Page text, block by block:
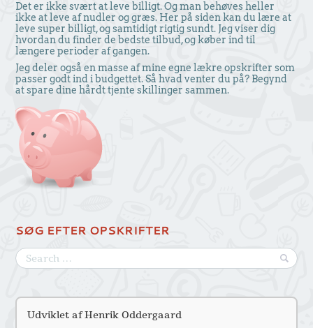
Det er ikke svært at leve billigt. Og man behøves heller
ikke at leve af nudler og græs. Her på siden kan du lære at
leve super billigt, og samtidigt rigtig sundt. Jeg viser dig
hvordan du finder de bedste tilbud, og køber ind til
længere perioder af gangen.
Jeg deler også en masse af mine egne lækre opskrifter som
passer godt ind i budgettet. Så hvad venter du på? Begynd
at spare dine hårdt tjente skillinger sammen.
SØG EFTER OPSKRIFTER
Udviklet af Henrik Oddergaard